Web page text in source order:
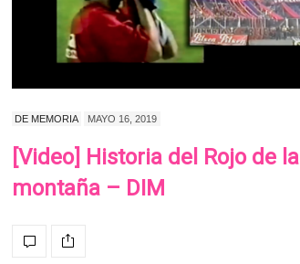
DE MEMORIA MAYO 16, 2019
[Video] Historia del Rojo de la
montaña – DIM